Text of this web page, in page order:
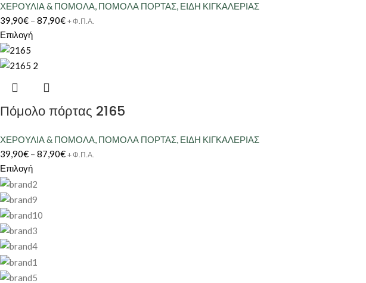
ΧΕΡΟΥΛΙΑ & ΠΟΜΟΛΑ, ΠΟΜΟΛΑ ΠΟΡΤΑΣ, ΕΙΔΗ ΚΙΓΚΑΛΕΡΙΑΣ
39,90€ – 87,90€ + Φ.Π.Α.
Επιλογή
Πόμολο πόρτας 2165
ΧΕΡΟΥΛΙΑ & ΠΟΜΟΛΑ, ΠΟΜΟΛΑ ΠΟΡΤΑΣ, ΕΙΔΗ ΚΙΓΚΑΛΕΡΙΑΣ
39,90€ – 87,90€ + Φ.Π.Α.
Επιλογή